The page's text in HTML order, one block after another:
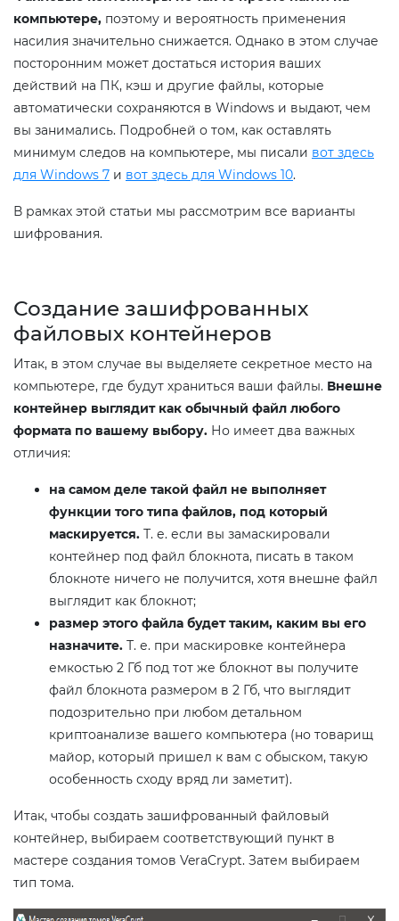
компьютере, поэтому и вероятность применения
насилия значительно снижается. Однако в этом случае
посторонним может достаться история ваших
действий на ПК, кэш и другие файлы, которые
автоматически сохраняются в Windows и выдают, чем
вы занимались. Подробней о том, как оставлять
минимум следов на компьютере, мы писали вот здесь
для Windows 7 и вот здесь для Windows 10.
В рамках этой статьи мы рассмотрим все варианты
шифрования.
Создание зашифрованных
файловых контейнеров
Итак, в этом случае вы выделяете секретное место на
компьютере, где будут храниться ваши файлы. Внешне
контейнер выглядит как обычный файл любого
формата по вашему выбору. Но имеет два важных
отличия:
на самом деле такой файл не выполняет
функции того типа файлов, под который
маскируется. Т. е. если вы замаскировали
контейнер под файл блокнота, писать в таком
блокноте ничего не получится, хотя внешне файл
выглядит как блокнот;
размер этого файла будет таким, каким вы его
назначите. Т. е. при маскировке контейнера
емкостью 2 Гб под тот же блокнот вы получите
файл блокнота размером в 2 Гб, что выглядит
подозрительно при любом детальном
криптоанализе вашего компьютера (но товарищ
майор, который пришел к вам с обыском, такую
особенность сходу вряд ли заметит).
Итак, чтобы создать зашифрованный файловый
контейнер, выбираем соответствующий пункт в
мастере создания томов VeraCrypt. Затем выбираем
тип тома.